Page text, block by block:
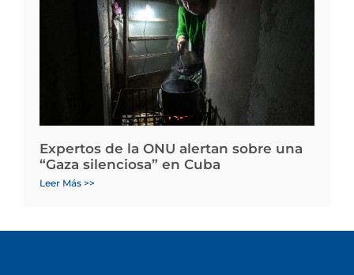
Expertos de la ONU alertan sobre una
“Gaza silenciosa” en Cuba
Leer Más >>